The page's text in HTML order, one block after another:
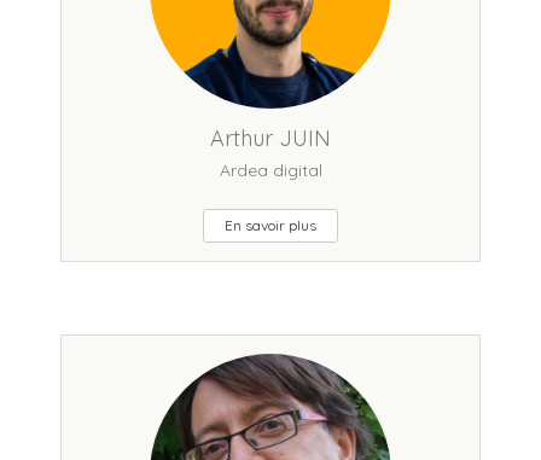
Arthur JUIN
Ardea digital
En savoir plus